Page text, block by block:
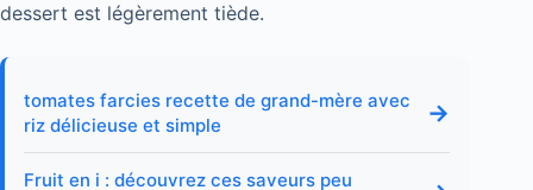
dessert est légèrement tiède.
tomates farcies recette de grand-mère avec
riz délicieuse et simple
→
Fruit en i : découvrez ces saveurs peu